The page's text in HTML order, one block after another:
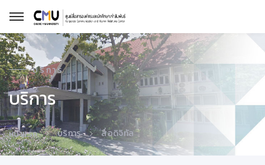
บริการ
บริการ
หน้าแรก บริการ สื่อดิจิทัล